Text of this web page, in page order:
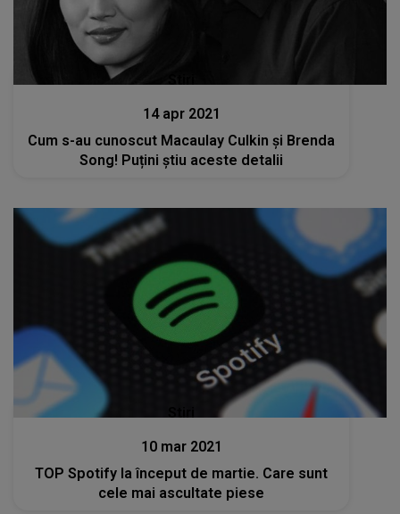
14 apr 2021
Cum s-au cunoscut Macaulay Culkin și Brenda
Song! Puțini știu aceste detalii
10 mar 2021
TOP Spotify la început de martie. Care sunt
cele mai ascultate piese